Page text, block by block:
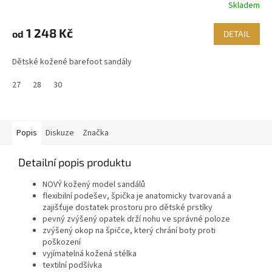
Skladem
od 1 248 Kč DETAIL
Dětské kožené barefoot sandály
27
28 30
Popis Diskuze Značka
Detailní popis produktu
NOVÝ kožený model sandálů
flexibilní podešev, špička je anatomicky tvarovaná a
zajišťuje dostatek prostoru pro dětské prstíky
pevný zvýšený opatek drží nohu ve správné poloze
zvýšený okop na špičce, který chrání boty proti
poškození
vyjímatelná kožená stélka
textilní podšívka